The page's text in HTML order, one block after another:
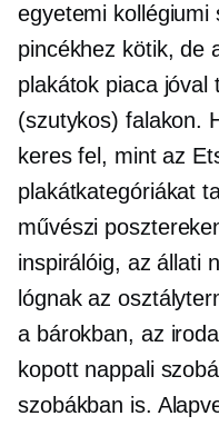
egyetemi
pincékhez kötik, de
plakátok piaca jóval
(szutykos) falakon.
keres fel, mint az
plakátkategóriákat
művészi
inspirálóig, az állati
lógnak az
a bárokban, az
kopott nappali
szobákban is.